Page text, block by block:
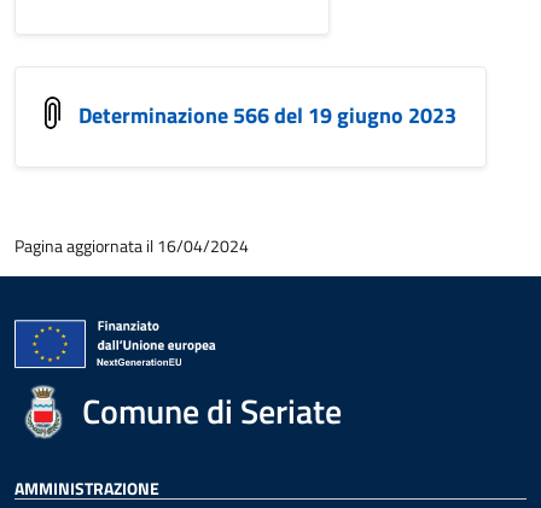
Determinazione 566 del 19 giugno 2023
Pagina aggiornata il 16/04/2024
Comune di Seriate
AMMINISTRAZIONE